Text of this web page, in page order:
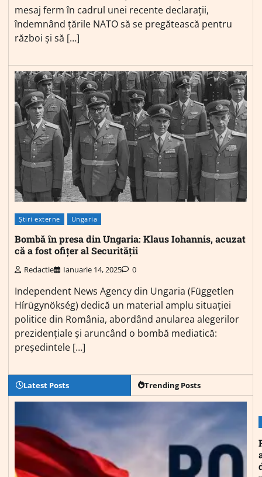
mesaj ferm în cadrul unei recente declarații,
îndemnând țările NATO să se pregătească pentru
război și să […]
Știri externe Ungaria
Bombă în presa din Ungaria: Klaus Iohannis, acuzat
că a fost ofițer al Securității
Redactie Ianuarie 14, 2025 0
Independent News Agency din Ungaria (Független
Hírügynökség) dedică un material amplu situației
politice din România, abordând anularea alegerilor
prezidențiale și aruncând o bombă mediatică:
președintele […]
Latest Posts Trending Posts